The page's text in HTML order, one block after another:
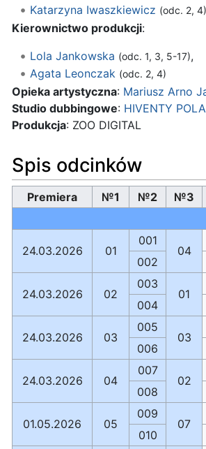
Katarzyna Iwaszkiewicz (odc. 2, 4)
Kierownictwo produkcji:
Lola Jankowska (odc. 1, 3, 5-17),
Agata Leonczak (odc. 2, 4)
Opieka artystyczna: Mariusz Arno
Studio dubbingowe: HIVENTY
Produkcja: ZOO DIGITAL
Spis odcinków
Premiera №1 №2 №3
24.03.2026 01
001
04
002
24.03.2026 02
003
01
004
24.03.2026 03
005
03
006
24.03.2026 04
007
02
008
01.05.2026 05
009
07
010